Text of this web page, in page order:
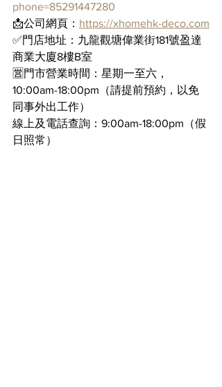
phone=85291447280
📩公司網頁： https://xhomehk-deco.com
✅門店地址：九龍觀塘偉業街181號盈達
商業大廈8樓B室
🈺門市營業時間：星期一至六，
10:00am-18:00pm（請提前預約，以免
同事外出工作）
線上及電話查詢：9:00am-18:00pm（假
日照常）